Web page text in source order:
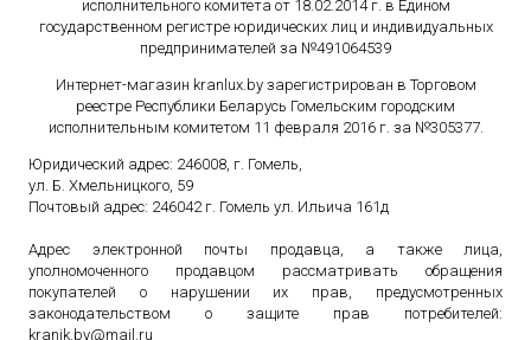
исполнительного комитета от 18.02.2014 г. в Едином
государственном регистре юридических лиц и индивидуальных
предпринимателей за №491064539
Интернет-магазин kranlux.by зарегистрирован в Торговом
реестре Республики Беларусь Гомельским городским
исполнительным комитетом 11 февраля 2016 г. за №305377.
Юридический адрес: 246008, г. Гомель,
ул. Б. Хмельницкого, 59
Почтовый адрес: 246042 г. Гомель ул. Ильича 161д
Адрес электронной почты продавца, а также лица,
уполномоченного продавцом рассматривать обращения
покупателей о нарушении их прав, предусмотренных
законодательством о защите прав потребителей:
kranik.by@mail .ru